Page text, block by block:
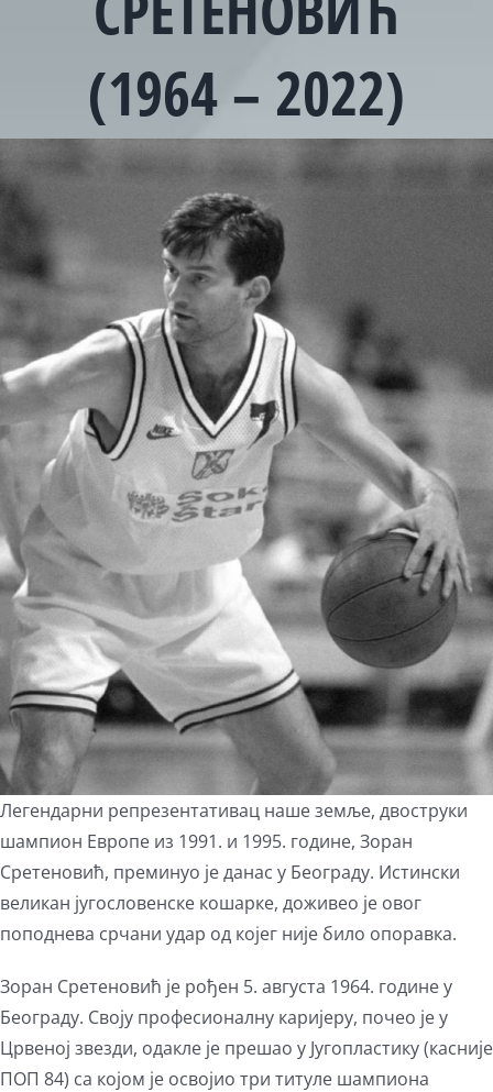
(1964 – 2022)
Larger
Image
Легендарни репрезентативац наше земље, двоструки
шампион Европе из 1991. и 1995. године, Зоран
Сретеновић, преминуо је данас у Београду. Истински
великан југословенске кошарке, доживео је овог
поподнева срчани удар од којег није било опоравка.
Зоран Сретеновић је рођен 5. августа 1964. године у
Београду. Своју професионалну каријеру, почео је у
Црвеној звезди, одакле је прешао у Југопластику (касније
ПОП 84) са којом је освојио три титуле шампиона